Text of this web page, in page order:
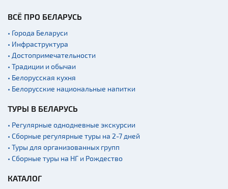
ВСЁ ПРО БЕЛАРУСЬ
• Города Беларуси
• Инфраструктура
• Достопримечательности
• Традиции и обычаи
• Белорусская кухня
• Белорусские национальные напитки
ТУРЫ В БЕЛАРУСЬ
• Регулярные однодневные экскурсии
• Сборные регулярные туры на 2-7 дней
• Туры для организованных групп
• Сборные туры на НГ и Рождество
КАТАЛОГ